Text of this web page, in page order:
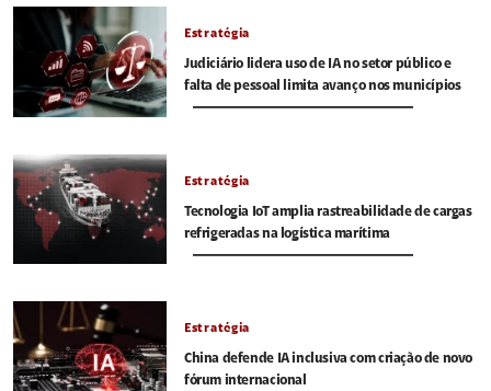
Estratégia
Judiciário lidera uso de IA no setor público e
falta de pessoal limita avanço nos municípios
Estratégia
Tecnologia IoT amplia rastreabilidade de cargas
refrigeradas na logística marítima
Estratégia
China defende IA inclusiva com criação de novo
fórum internacional